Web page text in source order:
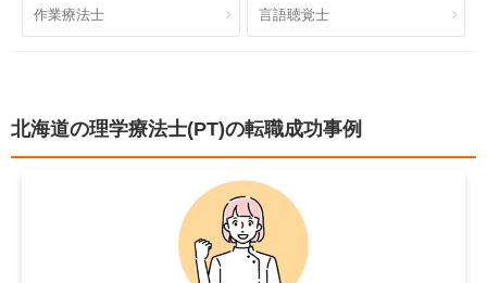
託児所あり 産休育休可
職場環境充実 幅広い経験
教育充実
駅orバス停近い
作業療法士 言語聴覚士
北海道の理学療法士(PT)の転職成功事例